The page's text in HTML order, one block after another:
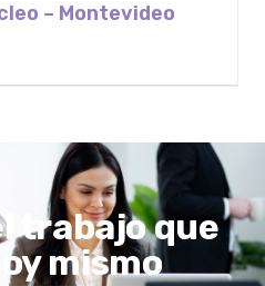
– Montevideo
trabajo que
mismo